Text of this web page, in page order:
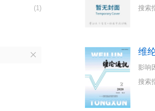
(1)
搜索
维
影响
搜索